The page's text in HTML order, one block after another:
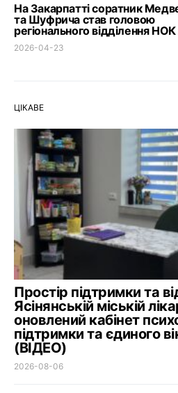
На Закарпатті соратник
та Шуфрича став головою
регіонального відділення НОК
2026-04-23
ЦІКАВЕ
Простір підтримки та
Ясінянській міській
оновлений кабінет
підтримки та єдиного
(ВІДЕО)
2026-08-06